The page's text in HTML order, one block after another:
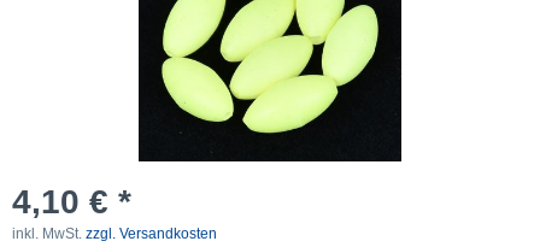
4,10 € *
inkl. MwSt. zzgl. Versandkosten